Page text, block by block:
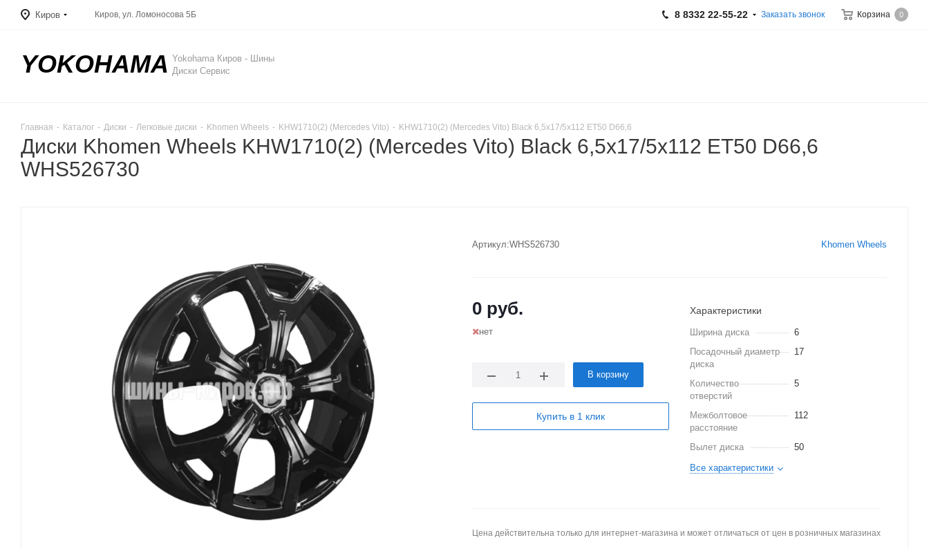
Киров Корзина 0
Киров, ул. Ломоносова 5Б 8 8332 22-55-22 Заказать звонок
YOKOHAMA Yokohama Киров - Шины
Диски Сервис
Главная - Каталог - Диски - Легковые диски - Khomen Wheels - KHW1710(2) (Mercedes Vito) - KHW1710(2) (Mercedes Vito) Black 6,5x17/5x112 ET50 D66,6
Диски Khomen Wheels KHW1710(2) (Mercedes Vito) Black 6,5x17/5x112 ET50 D66,6
WHS526730
Артикул:WHS526730 Khomen Wheels
0 руб.
нет
В корзину
Купить в 1 клик
Характеристики
Ширина диска
6
Посадочный диаметр
диска
17
Количество
отверстий
5
Межболтовое
расстояние
112
Вылет диска
50
Все характеристики
Цена действительна только для интернет-магазина и может отличаться от цен в розничных магазинах